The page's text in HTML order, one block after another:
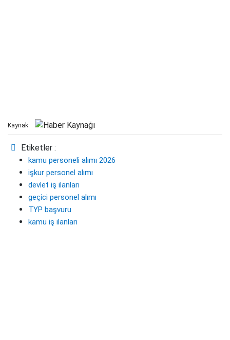
Kaynak:
Etiketler :
kamu personeli alımı 2026
işkur personel alımı
devlet iş ilanları
geçici personel alımı
TYP başvuru
kamu iş ilanları